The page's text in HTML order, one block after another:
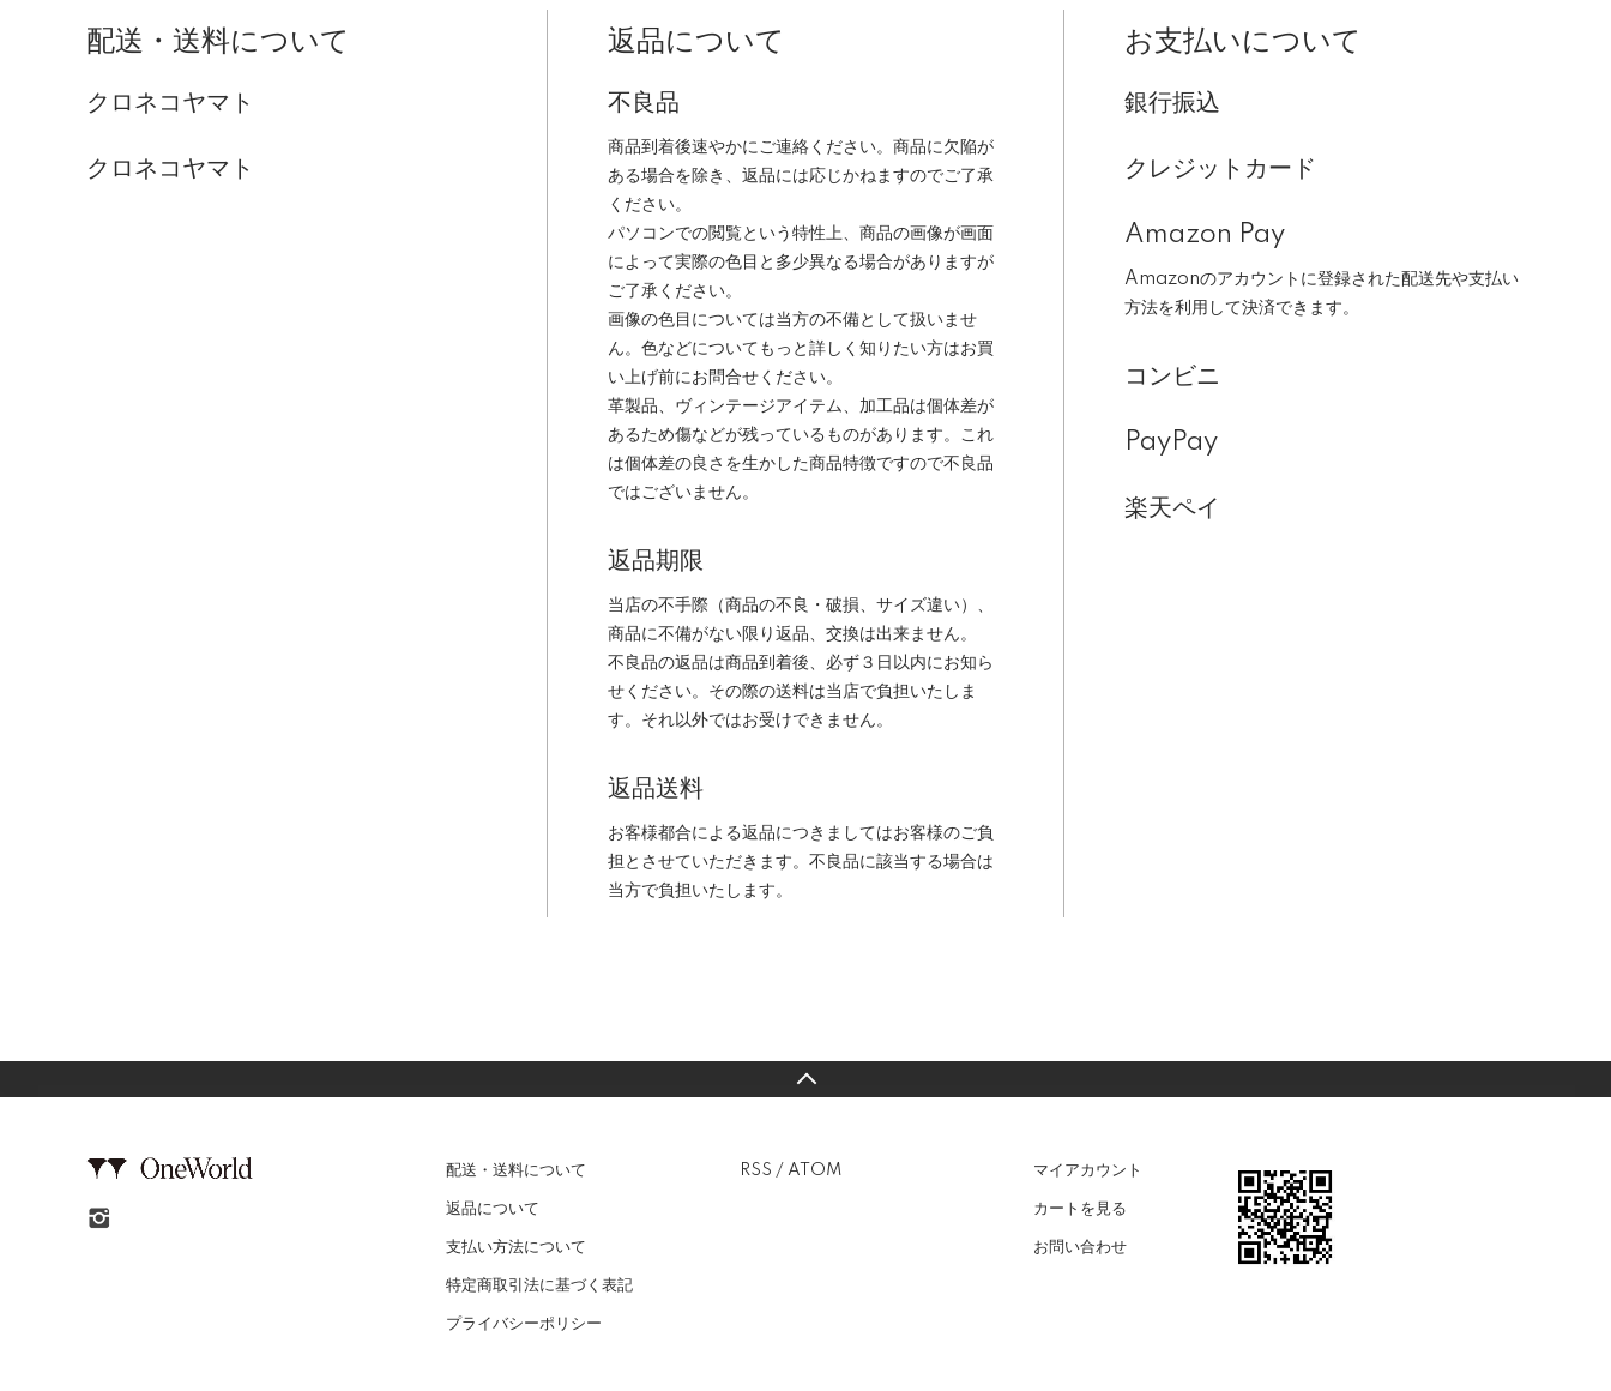
配送・送料について
クロネコヤマト
クロネコヤマト
返品について
不良品
商品到着後速やかにご連絡ください。商品に欠陥が
ある場合を除き、返品には応じかねますのでご了承
ください。
パソコンでの閲覧という特性上、商品の画像が画面
によって実際の色目と多少異なる場合がありますが
ご了承ください。
画像の色目については当方の不備として扱いませ
ん。色などについてもっと詳しく知りたい方はお買
い上げ前にお問合せください。
革製品、ヴィンテージアイテム、加工品は個体差が
あるため傷などが残っているものがあります。これ
は個体差の良さを生かした商品特徴ですので不良品
ではございません。
返品期限
当店の不手際（商品の不良・破損、サイズ違い）、
商品に不備がない限り返品、交換は出来ません。
不良品の返品は商品到着後、必ず３日以内にお知ら
せください。その際の送料は当店で負担いたしま
す。それ以外ではお受けできません。
返品送料
お客様都合による返品につきましてはお客様のご負
担とさせていただきます。不良品に該当する場合は
当方で負担いたします。
お支払いについて
銀行振込
クレジットカード
Amazon Pay
Amazonのアカウントに登録された配送先や支払い
方法を利用して決済できます。
コンビニ
PayPay
楽天ペイ
配送・送料について
返品について
支払い方法について
特定商取引法に基づく表記
プライバシーポリシー
RSS / ATOM マイアカウント
カートを見る
お問い合わせ